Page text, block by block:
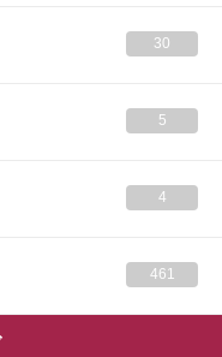
30
5
4
461